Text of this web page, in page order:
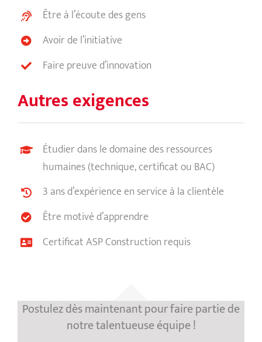
Être à l’écoute des gens
Avoir de l’initiative
Faire preuve d’innovation
Autres exigences
Étudier dans le domaine des ressources
humaines (technique, certificat ou BAC)
3 ans d’expérience en service à la clientèle
Être motivé d’apprendre
Certificat ASP Construction requis
Postulez dès maintenant pour faire partie de
notre talentueuse équipe !